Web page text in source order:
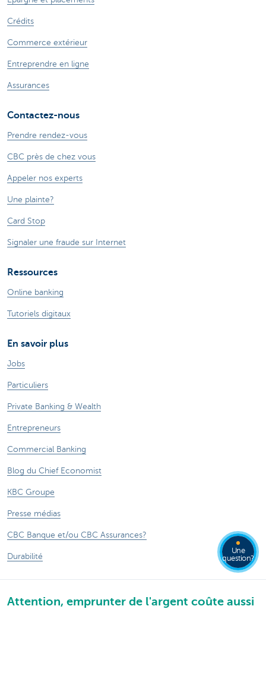
Crédits
Commerce extérieur
Entreprendre en ligne
Assurances
Contactez-nous
Prendre rendez-vous
CBC près de chez vous
Appeler nos experts
Une plainte?
Card Stop
Signaler une fraude sur Internet
Ressources
Online banking
Tutoriels digitaux
En savoir plus
Jobs
Particuliers
Private Banking & Wealth
Entrepreneurs
Commercial Banking
Blog du Chief Economist
KBC Groupe
Presse médias
CBC Banque et/ou CBC Assurances?
Durabilité
Attention, emprunter de l'argent coûte aussi
Une
question?